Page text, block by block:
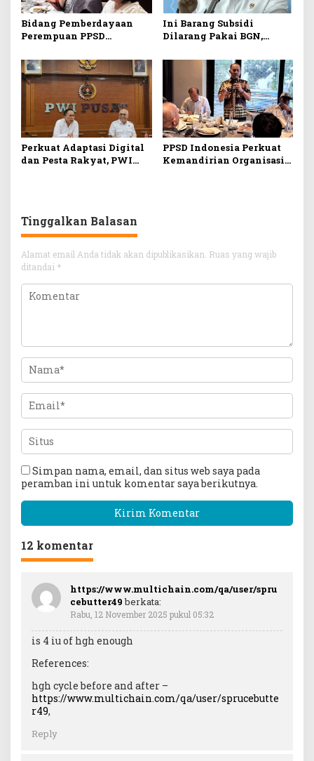
Bidang Pemberdayaan
Perempuan PPSD
Program Berkelanjutan
Tingkatkan Peran dan
Kemandirian Pomparan
Ini Barang Subsidi
Dilarang Pakai BGN,
Perkuat Adaptasi Digital
dan Pesta Rakyat, PWI
PPSD Indonesia Perkuat
Kemandirian Organisasi
Tinggalkan Balasan
Alamat email Anda tidak akan dipublikasikan. Ruas yang wajib
ditandai *
Simpan nama, email, dan situs web saya pada
peramban ini untuk komentar saya berikutnya.
12 komentar
https://www.multichain.com/qa/user/spru
cebutter49 berkata:
Rabu, 12 November 2025 pukul 05:32
is 4 iu of hgh enough
References:
hgh cycle before and after –
https://www.multichain.com/qa/user/sprucebutte
r49,
Reply